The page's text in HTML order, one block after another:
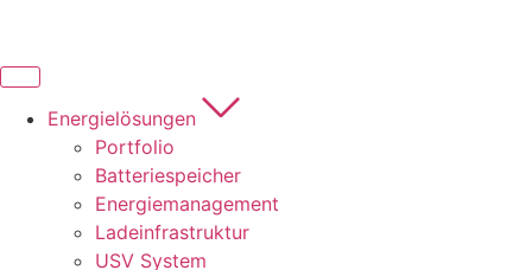
springen
Energielösungen
Portfolio
Batteriespeicher
Energiemanagement
Ladeinfrastruktur
USV System